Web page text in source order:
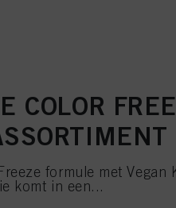
COLOR
formule met Vegan
komt in een...